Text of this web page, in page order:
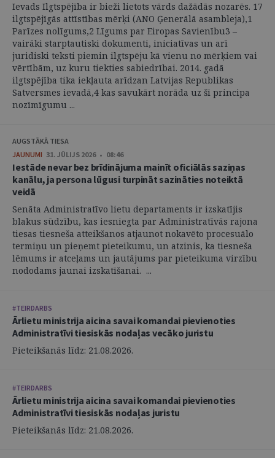
Ievads Ilgtspējība ir bieži lietots vārds dažādās nozarēs. 17
ilgtspējīgās attīstības mērķi (ANO Ģenerālā asambleja),1
Parīzes nolīgums,2 Līgums par Eiropas Savienību3 –
vairāki starptautiski dokumenti, iniciatīvas un arī
juridiski teksti piemin ilgtspēju kā vienu no mērķiem vai
vērtībām, uz kuru tiekties sabiedrībai. 2014. gadā
ilgtspējība tika iekļauta arīdzan Latvijas Republikas
Satversmes ievadā,4 kas savukārt norāda uz šī principa
nozīmīgumu ...
AUGSTĀKĀ TIESA
JAUNUMI 31. JŪLIJS 2026 • 08:46
Iestāde nevar bez brīdinājuma mainīt oficiālās saziņas
kanālu, ja persona lūgusi turpināt sazināties noteiktā
veidā
Senāta Administratīvo lietu departaments ir izskatījis
blakus sūdzību, kas iesniegta par Administratīvās rajona
tiesas tiesneša atteikšanos atjaunot nokavēto procesuālo
termiņu un pieņemt pieteikumu, un atzinis, ka tiesneša
lēmums ir atceļams un jautājums par pieteikuma virzību
nododams jaunai izskatīšanai. ...
#TEIRDARBS
Ārlietu ministrija aicina savai komandai pievienoties
Administratīvi tiesiskās nodaļas vecāko juristu
Pieteikšanās līdz: 21.08.2026.
#TEIRDARBS
Ārlietu ministrija aicina savai komandai pievienoties
Administratīvi tiesiskās nodaļas juristu
Pieteikšanās līdz: 21.08.2026.